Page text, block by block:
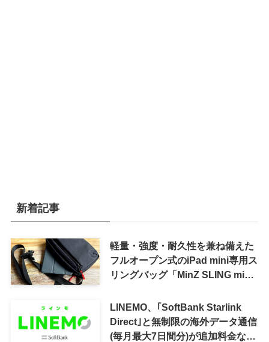
新着記事
軽量・強度・耐久性を兼ね備えた
フルオープン式のiPad mini専用ス
リングバッグ「MinZ SLING mini
LINEMO、｢SoftBank Starlink
Direct｣と無制限の海外データ通信
(毎月最大7日間分)が追加料金なし